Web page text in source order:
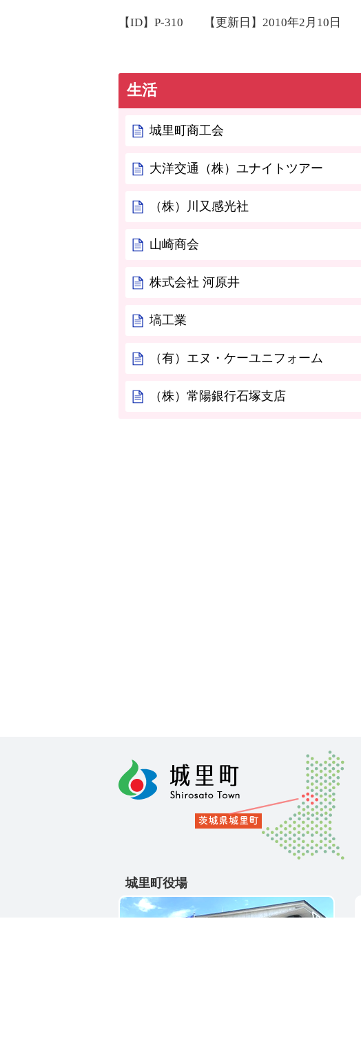
【ID】 P-310 【更新日】 2010年2月10日
生活
城里町商工会
大洋交通（株）ユナイトツアー
（株）川又感光社
山崎商会
株式会社 河原井
塙工業
（有）エヌ・ケーユニフォーム
（株）常陽銀行石塚支店
城里町役場